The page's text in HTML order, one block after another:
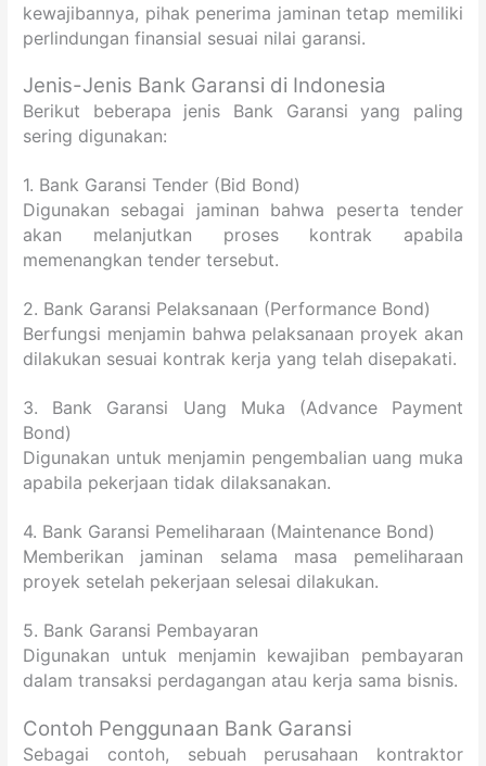
kewajibannya, pihak penerima jaminan tetap memiliki
perlindungan finansial sesuai nilai garansi.
Jenis-Jenis Bank Garansi di Indonesia
Berikut beberapa jenis Bank Garansi yang paling
sering digunakan:
1. Bank Garansi Tender (Bid Bond)
Digunakan sebagai jaminan bahwa peserta tender
akan melanjutkan proses kontrak apabila
memenangkan tender tersebut.
2. Bank Garansi Pelaksanaan (Performance Bond)
Berfungsi menjamin bahwa pelaksanaan proyek akan
dilakukan sesuai kontrak kerja yang telah disepakati.
3. Bank Garansi Uang Muka (Advance Payment
Bond)
Digunakan untuk menjamin pengembalian uang muka
apabila pekerjaan tidak dilaksanakan.
4. Bank Garansi Pemeliharaan (Maintenance Bond)
Memberikan jaminan selama masa pemeliharaan
proyek setelah pekerjaan selesai dilakukan.
5. Bank Garansi Pembayaran
Digunakan untuk menjamin kewajiban pembayaran
dalam transaksi perdagangan atau kerja sama bisnis.
Contoh Penggunaan Bank Garansi
Sebagai contoh, sebuah perusahaan kontraktor